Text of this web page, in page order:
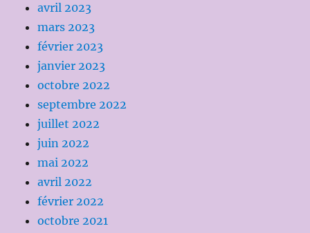
avril 2023
mars 2023
février 2023
janvier 2023
octobre 2022
septembre 2022
juillet 2022
juin 2022
mai 2022
avril 2022
février 2022
octobre 2021